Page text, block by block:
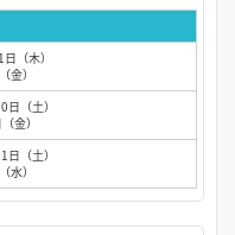
（木）
金）
（土）
金）
（土）
水）